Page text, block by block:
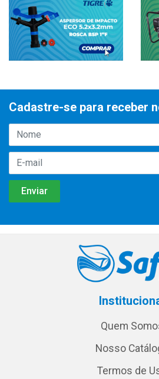
Cadastre-se para receber
Quem
Nosso
Termos de